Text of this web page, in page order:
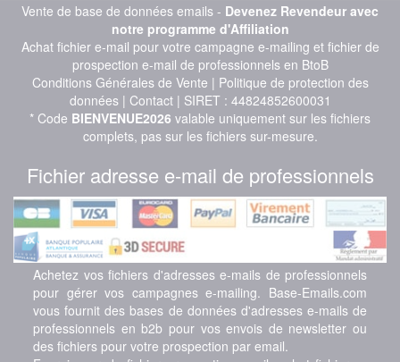
Vente de base de données emails - Devenez Revendeur avec
notre programme d'Affiliation
Achat fichier e-mail pour votre campagne e-mailing et fichier de
prospection e-mail de professionnels en BtoB
Conditions Générales de Vente | Politique de protection des
données| Contact| SIRET : 44824852600031
* Code BIENVENUE2026 valable uniquement sur les fichiers
complets, pas sur les fichiers sur-mesure.
Fichier adresse e-mail de professionnels
Achetez vos fichiers d'adresses e-mails de professionnels
pour gérer vos campagnes e-mailing. Base-Emails.com
vous fournit des bases de données d'adresses e-mails de
professionnels en b2b pour vos envois de newsletter ou
des fichiers pour votre prospection par email.